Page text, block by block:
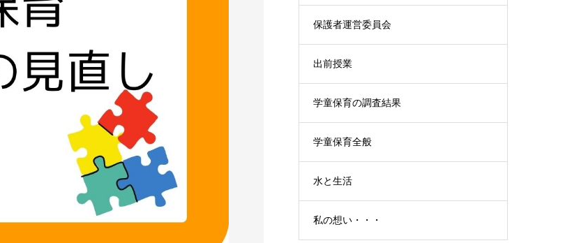
保護者運営委員会
出前授業
学童保育の調査結果
学童保育全般
水と生活
私の想い・・・